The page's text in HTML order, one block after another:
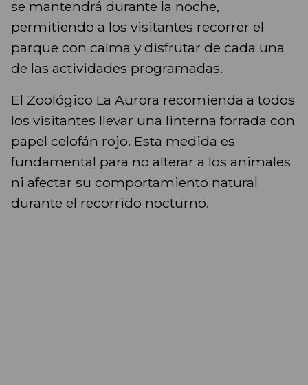
se mantendrá durante la noche,
permitiendo a los visitantes recorrer el
parque con calma y disfrutar de cada una
de las actividades programadas.
El Zoológico La Aurora recomienda a todos
los visitantes llevar una linterna forrada con
papel celofán rojo. Esta medida es
fundamental para no alterar a los animales
ni afectar su comportamiento natural
durante el recorrido nocturno.